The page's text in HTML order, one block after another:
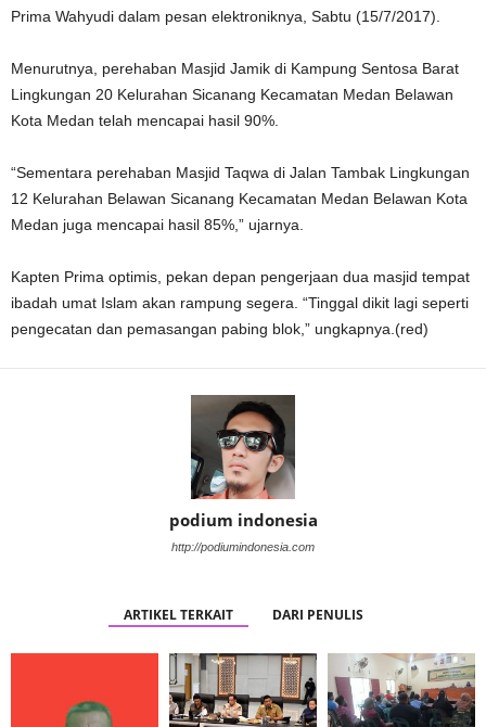
Prima Wahyudi dalam pesan elektroniknya, Sabtu (15/7/2017).
Menurutnya, perehaban Masjid Jamik di Kampung Sentosa Barat
Lingkungan 20 Kelurahan Sicanang Kecamatan Medan Belawan
Kota Medan telah mencapai hasil 90%.
“Sementara perehaban Masjid Taqwa di Jalan Tambak Lingkungan
12 Kelurahan Belawan Sicanang Kecamatan Medan Belawan Kota
Medan juga mencapai hasil 85%,” ujarnya.
Kapten Prima optimis, pekan depan pengerjaan dua masjid tempat
ibadah umat Islam akan rampung segera. “Tinggal dikit lagi seperti
pengecatan dan pemasangan pabing blok,” ungkapnya.(red)
podium indonesia
http://podiumindonesia.com
ARTIKEL TERKAIT DARI PENULIS